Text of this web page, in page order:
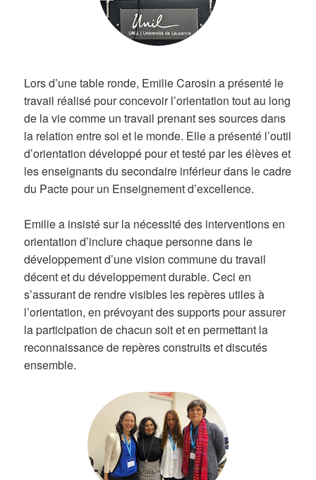
Lors d’une table ronde, Emilie Carosin a présenté le
travail réalisé pour concevoir l’orientation tout au long
de la vie comme un travail prenant ses sources dans
la relation entre soi et le monde. Elle a présenté l’outil
d’orientation développé pour et testé par les élèves et
les enseignants du secondaire inférieur dans le cadre
du Pacte pour un Enseignement d’excellence.
Emilie a insisté sur la nécessité des interventions en
orientation d’inclure chaque personne dans le
développement d’une vision commune du travail
décent et du développement durable. Ceci en
s’assurant de rendre visibles les repères utiles à
l’orientation, en prévoyant des supports pour assurer
la participation de chacun soit et en permettant la
reconnaissance de repères construits et discutés
ensemble.